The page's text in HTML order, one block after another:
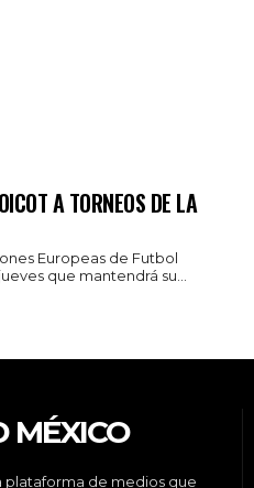
A TORNEOS DE LA
Europeas de Futbol
que mantendrá su...
MÉXICO
plataforma de medios que